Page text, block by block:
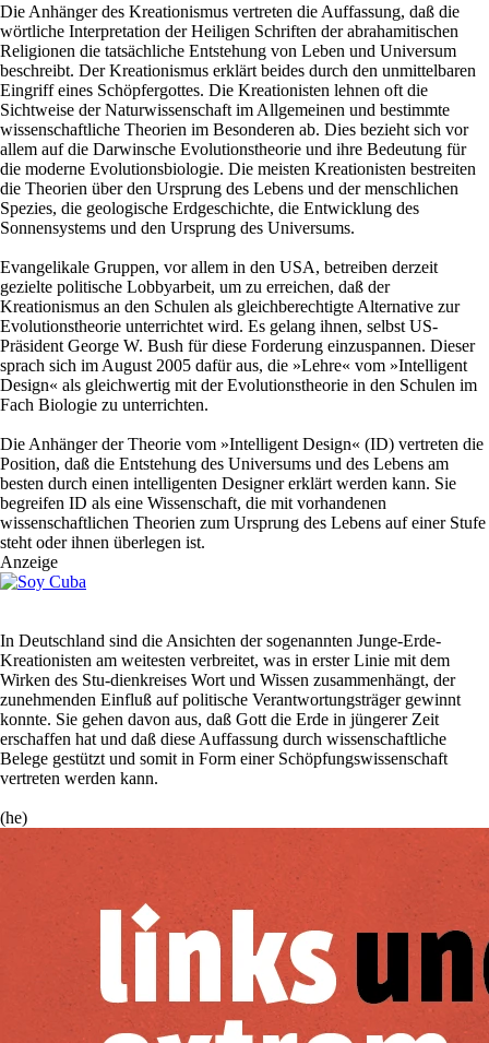
Die Anhänger des Kreationismus vertreten die Auffassung, daß die
wörtliche Interpretation der Heiligen Schriften der abrahamitischen
Religionen die tatsächliche Entstehung von Leben und Universum
beschreibt. Der Kreationismus erklärt beides durch den unmittelbaren
Eingriff eines Schöpfergottes. Die Kreationisten lehnen oft die
Sichtweise der Naturwissenschaft im Allgemeinen und bestimmte
wissenschaftliche Theorien im Besonderen ab. Dies bezieht sich vor
allem auf die Darwinsche Evolutionstheorie und ihre Bedeutung für
die moderne Evolutionsbiologie. Die meisten Kreationisten bestreiten
die Theorien über den Ursprung des Lebens und der menschlichen
Spezies, die geologische Erdgeschichte, die Entwicklung des
Sonnensystems und den Ursprung des Universums.
Evangelikale Gruppen, vor allem in den USA, betreiben derzeit
gezielte politische Lobbyarbeit, um zu erreichen, daß der
Kreationismus an den Schulen als gleichberechtigte Alternative zur
Evolutionstheorie unterrichtet wird. Es gelang ihnen, selbst US-
Präsident George W. Bush für diese Forderung einzuspannen. Dieser
sprach sich im August 2005 dafür aus, die »Lehre« vom »Intelligent
Design« als gleichwertig mit der Evolutionstheorie in den Schulen im
Fach Biologie zu unterrichten.
Die Anhänger der Theorie vom »Intelligent Design« (ID) vertreten die
Position, daß die Entstehung des Universums und des Lebens am
besten durch einen intelligenten Designer erklärt werden kann. Sie
begreifen ID als eine Wissenschaft, die mit vorhandenen
wissenschaftlichen Theorien zum Ursprung des Lebens auf einer Stufe
steht oder ihnen überlegen ist.
Anzeige
In Deutschland sind die Ansichten der sogenannten Junge-Erde-
Kreationisten am weitesten verbreitet, was in erster Linie mit dem
Wirken des Stu-dienkreises Wort und Wissen zusammenhängt, der
zunehmenden Einfluß auf politische Verantwortungsträger gewinnt
konnte. Sie gehen davon aus, daß Gott die Erde in jüngerer Zeit
erschaffen hat und daß diese Auffassung durch wissenschaftliche
Belege gestützt und somit in Form einer Schöpfungswissenschaft
vertreten werden kann.
(he)